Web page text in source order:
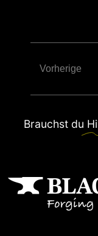
Vorherige
Brauchst du